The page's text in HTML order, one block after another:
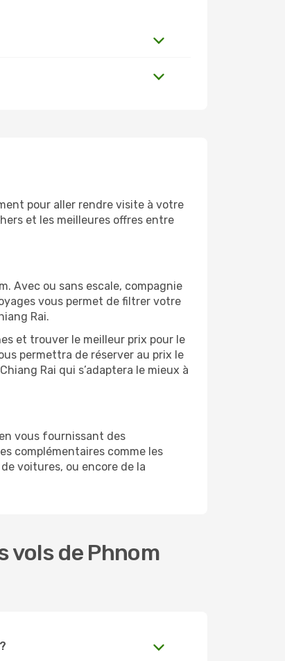
pour aller rendre visite à votre
et les meilleures offres entre
Avec ou sans escale, compagnie
vous permet de filtrer votre
Rai.
et trouver le meilleur prix pour le
permettra de réserver au prix le
Rai qui s’adaptera le mieux à
vous fournissant des
complémentaires comme les
voitures, ou encore de la
vols de Phnom